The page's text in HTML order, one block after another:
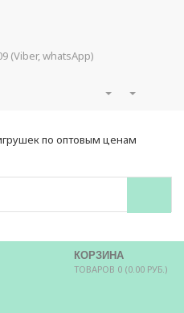
(Viber, whatsApp)
КОРЗИНА
ТОВАРОВ 0 (0.00 РУБ.)